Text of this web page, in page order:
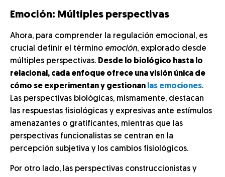
Emoción: Múltiples perspectivas
Ahora, para comprender la regulación emocional, es
crucial definir el término emoción, explorado desde
múltiples perspectivas. Desde lo biológico hasta lo
relacional, cada enfoque ofrece una visión única de
cómo se experimentan y gestionan las emociones.
Las perspectivas biológicas, mismamente, destacan
las respuestas fisiológicas y expresivas ante estímulos
amenazantes o gratificantes, mientras que las
perspectivas funcionalistas se centran en la
percepción subjetiva y los cambios fisiológicos.
Por otro lado, las perspectivas construccionistas y